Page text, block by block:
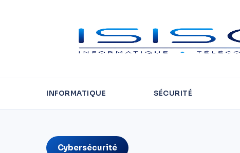
INFORMATIQUE SÉCURITÉ
Cybersécurité